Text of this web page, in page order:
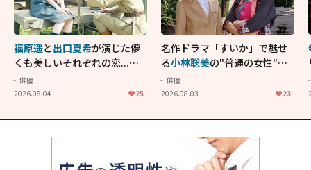
福原遥と出口夏希が演じた儚
くも美しいそれぞれの恋...生
きることの尊さを教えてくれ
た映画「あの花が咲く丘で、
俳優
2026.08.04
25
名作ドラマ「すいか」で魅せ
る小林聡美の"普通の女性"が
大人に刺さる...映画「かもめ
食堂」にも通じる静かな芝居
俳優
2026.08.03
23